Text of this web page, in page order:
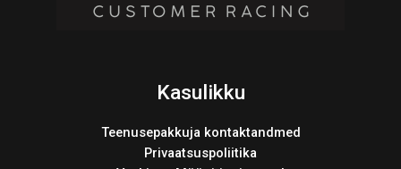
Kasulikku
Teenusepakkuja kontaktandmed
Privaatsuspoliitika